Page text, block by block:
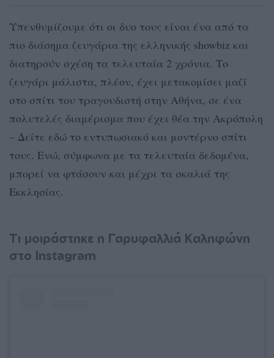
Υπενθυμίζουμε ότι οι δυο τους είναι ένα από τα
πιο διάσημα ζευγάρια της ελληνικής showbiz και
διατηρούν σχέση τα τελευταία 2 χρόνια. Το
ζευγάρι μάλιστα, πλέον, έχει μετακομίσει μαζί
στο σπίτι του τραγουδιστή στην Αθήνα, σε ένα
πολυτελές διαμέρισμα που έχει θέα την Ακρόπολη
– Δείτε εδώ το εντυπωσιακό και μοντέρνο σπίτι
τους. Ενώ, σύμφωνα με τα τελευταία δεδομένα,
μπορεί να φτάσουν και μέχρι τα σκαλιά της
Εκκλησίας.
Τι μοιράστηκε η Γαρυφαλλιά Καληφώνη
στο Instagram